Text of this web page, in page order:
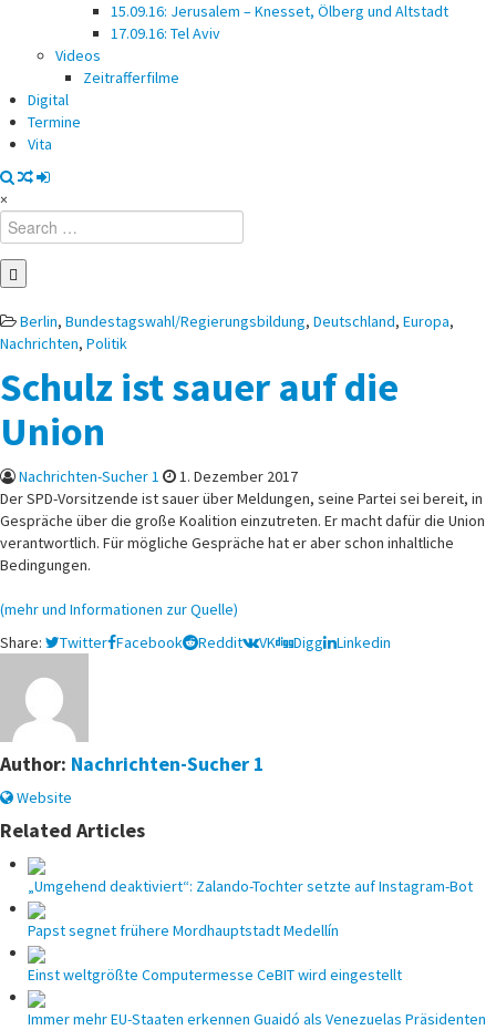
15.09.16: Jerusalem – Knesset, Ölberg und Altstadt
17.09.16: Tel Aviv
Videos
Zeitrafferfilme
Digital
Termine
Vita
×
Search
for:
Posted
in
Berlin, Bundestagswahl/Regierungsbildung, Deutschland, Europa,
Nachrichten, Politik
Schulz ist sauer auf die
Union
Nachrichten-Sucher 1
1. Dezember 2017
Der SPD-Vorsitzende ist sauer über Meldungen, seine Partei sei bereit, in
Gespräche über die große Koalition einzutreten. Er macht dafür die Union
verantwortlich. Für mögliche Gespräche hat er aber schon inhaltliche
Bedingungen.
(mehr und Informationen zur Quelle)
Share:
Twitter Facebook Reddit VK Digg Linkedin
Author: Nachrichten-Sucher 1
Website
Related Articles
„Umgehend deaktiviert“: Zalando-Tochter setzte auf Instagram-Bot
Papst segnet frühere Mordhauptstadt Medellín
Einst weltgrößte Computermesse CeBIT wird eingestellt
Immer mehr EU-Staaten erkennen Guaidó als Venezuelas Präsidenten